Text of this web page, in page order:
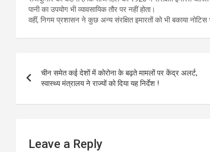
पानी का उपयोग भी व्यावसायिक तौर पर नहीं होता।
वहीं, निगम प्रशासन ने कुछ अन्य संरक्षित इमारतों को भी बकाया
navigation
चीन समेत कई देशों में कोरोना के बढ़ते मामलों पर केंद्र अलर्ट,
स्वास्थ्य मंत्रालय ने राज्यों को दिया यह निर्देश !
Leave a Reply